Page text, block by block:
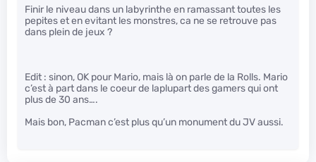
Finir le niveau dans un labyrinthe en ramassant toutes les
pepites et en evitant les monstres, ca ne se retrouve pas
dans plein de jeux ?
Edit : sinon, OK pour Mario, mais là on parle de la Rolls. Mario
c’est à part dans le coeur de laplupart des gamers qui ont
plus de 30 ans….
Mais bon, Pacman c’est plus qu’un monument du JV aussi.